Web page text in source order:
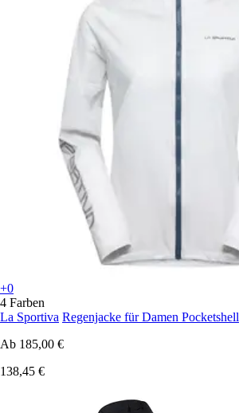
+0
4 Farben
La Sportiva Regenjacke für Damen Pocketshell
Ab 185,00 €
138,45 €